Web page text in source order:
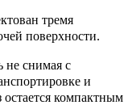
тремя
поверхности.
не снимая с
и
компактным